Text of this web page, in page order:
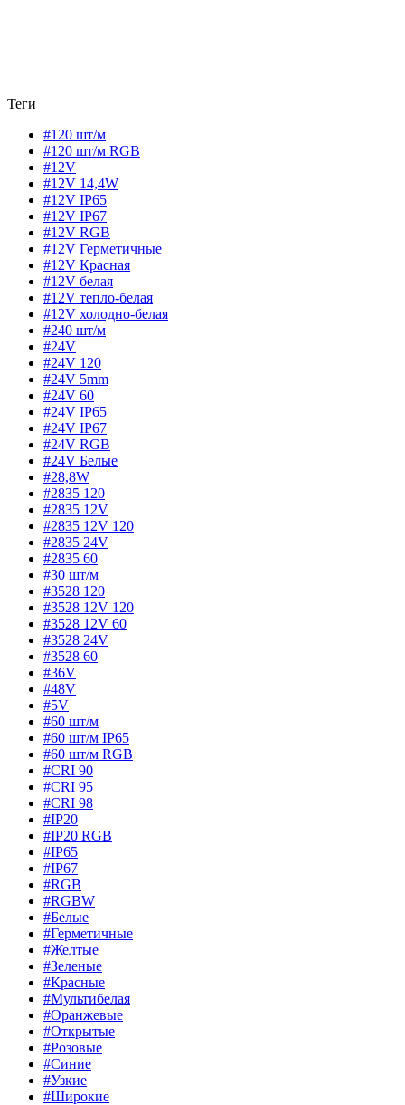
Теги
#120 шт/м
#120 шт/м RGB
#12V
#12V 14,4W
#12V IP65
#12V IP67
#12V RGB
#12V Герметичные
#12V Красная
#12V белая
#12V тепло-белая
#12V холодно-белая
#240 шт/м
#24V
#24V 120
#24V 5mm
#24V 60
#24V IP65
#24V IP67
#24V RGB
#24V Белые
#28,8W
#2835 120
#2835 12V
#2835 12V 120
#2835 24V
#2835 60
#30 шт/м
#3528 120
#3528 12V 120
#3528 12V 60
#3528 24V
#3528 60
#36V
#48V
#5V
#60 шт/м
#60 шт/м IP65
#60 шт/м RGB
#CRI 90
#CRI 95
#CRI 98
#IP20
#IP20 RGB
#IP65
#IP67
#RGB
#RGBW
#Белые
#Герметичные
#Желтые
#Зеленые
#Красные
#Мультибелая
#Оранжевые
#Открытые
#Розовые
#Синие
#Узкие
#Широкие